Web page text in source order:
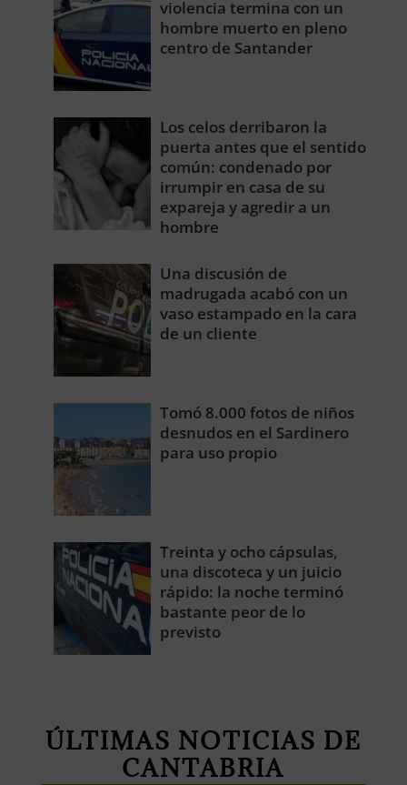
violencia termina con un
hombre muerto en pleno
centro de Santander
Los celos derribaron la
puerta antes que el sentido
común: condenado por
irrumpir en casa de su
expareja y agredir a un
hombre
Una discusión de
madrugada acabó con un
vaso estampado en la cara
de un cliente
Tomó 8.000 fotos de niños
desnudos en el Sardinero
para uso propio
Treinta y ocho cápsulas,
una discoteca y un juicio
rápido: la noche terminó
bastante peor de lo
previsto
ÚLTIMAS NOTICIAS DE
CANTABRIA